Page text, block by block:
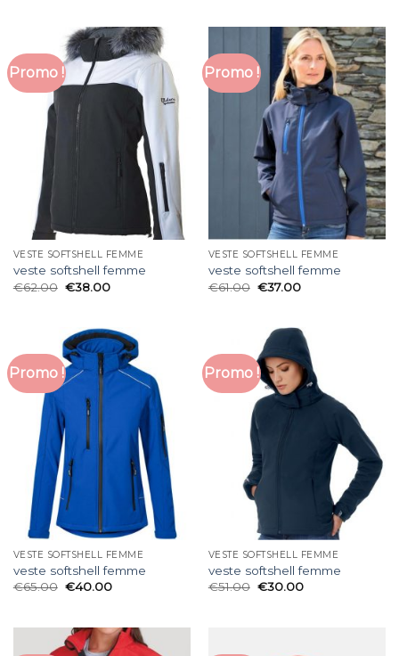
Promo !
VESTE SOFTSHELL FEMME
veste softshell femme
€62.00 €38.00
Promo !
VESTE SOFTSHELL FEMME
veste softshell femme
€61.00 €37.00
Promo !
VESTE SOFTSHELL FEMME
veste softshell femme
€65.00 €40.00
Promo !
VESTE SOFTSHELL FEMME
veste softshell femme
€51.00 €30.00